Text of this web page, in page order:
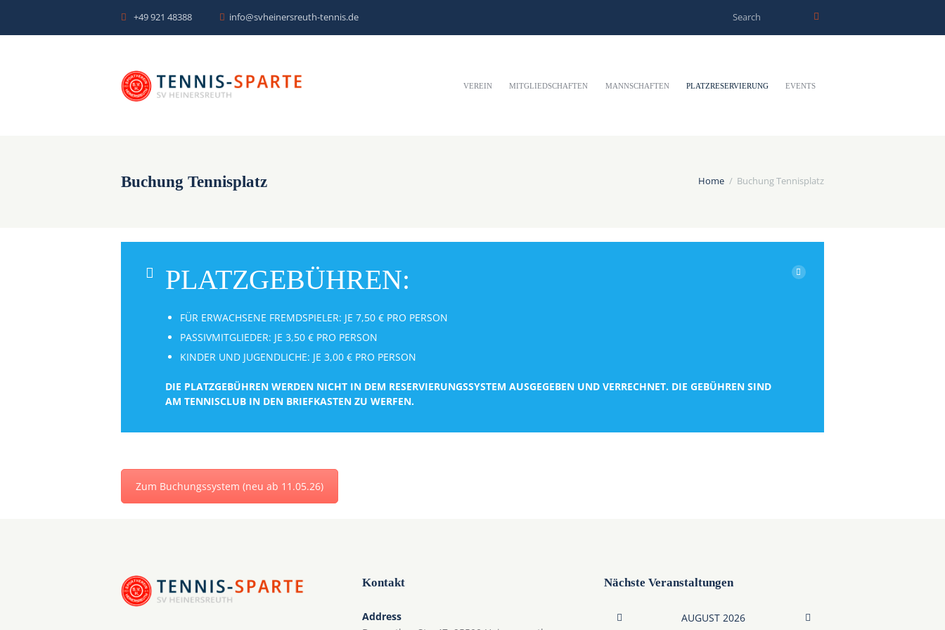
+49 921 48388 info@svheinersreuth-tennis.de
VEREIN MITGLIEDSCHAFTEN MANNSCHAFTEN PLATZRESERVIERUNG EVENTS
Buchung Tennisplatz Home Buchung Tennisplatz
PLATZGEBÜHREN:
FÜR ERWACHSENE FREMDSPIELER: JE 7,50 € PRO PERSON
PASSIVMITGLIEDER: JE 3,50 € PRO PERSON
KINDER UND JUGENDLICHE: JE 3,00 € PRO PERSON
DIE PLATZGEBÜHREN WERDEN NICHT IN DEM RESERVIERUNGSSYSTEM AUSGEGEBEN UND VERRECHNET. DIE GEBÜHREN SIND
AM TENNISCLUB IN DEN BRIEFKASTEN ZU WERFEN.
Zum Buchungssystem (neu ab 11.05.26)
Kontakt
Address
Nächste Veranstaltungen
AUGUST2026